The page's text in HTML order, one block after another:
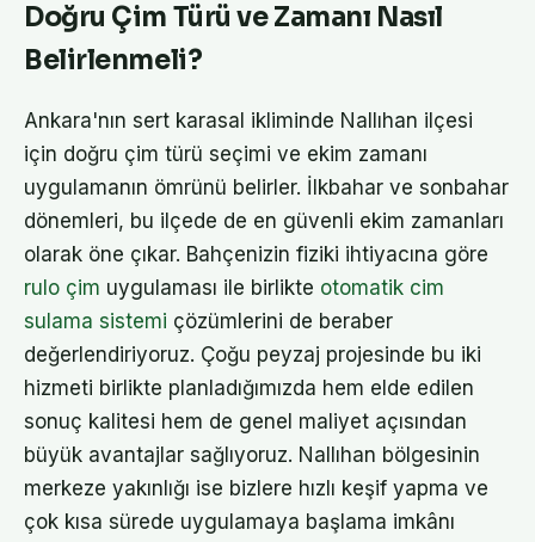
Doğru Çim Türü ve Zamanı Nasıl
Belirlenmeli?
Ankara'nın sert karasal ikliminde Nallıhan ilçesi
için doğru çim türü seçimi ve ekim zamanı
uygulamanın ömrünü belirler. İlkbahar ve sonbahar
dönemleri, bu ilçede de en güvenli ekim zamanları
olarak öne çıkar. Bahçenizin fiziki ihtiyacına göre
rulo çim uygulaması ile birlikte otomatik cim
sulama sistemi çözümlerini de beraber
değerlendiriyoruz. Çoğu peyzaj projesinde bu iki
hizmeti birlikte planladığımızda hem elde edilen
sonuç kalitesi hem de genel maliyet açısından
büyük avantajlar sağlıyoruz. Nallıhan bölgesinin
merkeze yakınlığı ise bizlere hızlı keşif yapma ve
çok kısa sürede uygulamaya başlama imkânı